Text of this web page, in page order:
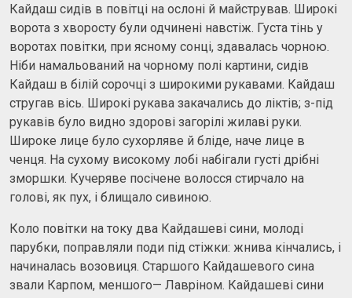
Кайдаш сидів в повітці на ослоні й майстрував. Широкі
ворота з хворосту були одчинені навстіж. Густа тінь у
воротах повітки, при ясному сонці, здавалась чорною.
Ніби намальований на чорному полі картини, сидів
Кайдаш в білій сорочці з широкими рукавами. Кайдаш
стругав вісь. Широкі рукава закачались до ліктів; з-під
рукавів було видно здорові загорілі жилаві руки.
Широке лице було сухорляве й бліде, наче лице в
ченця. На сухому високому лобі набігали густі дрібні
зморшки. Кучеряве посічене волосся стирчало на
голові, як пух, і блищало сивиною.
Коло повітки на току два Кайдашеві сини, молоді
парубки, поправляли поди під стіжки: жнива кінчались, і
начиналась возовиця. Старшого Кайдашевого сина
звали Карпом, меншого— Лавріном. Кайдашеві сини